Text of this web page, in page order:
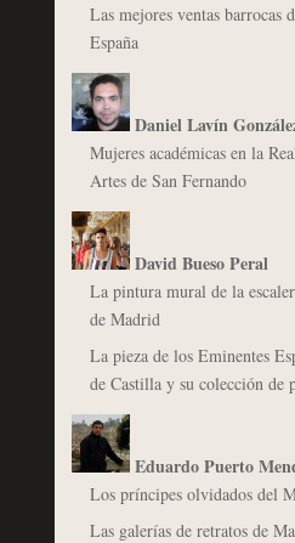
Las mejores ventas barrocas
España
Daniel Lavín
Mujeres académicas en la
Artes de San Fernando
David Bueso Peral
La pintura mural de la
de Madrid
La pieza de los Eminentes
de Castilla y su colección de
Eduardo Puerto
Los príncipes olvidados del
Las galerías de retratos de